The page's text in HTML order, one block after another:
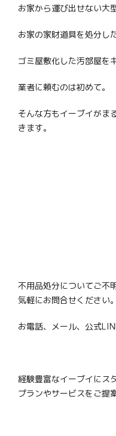
お家から運び出せない大
お家の家財道具を処分した
ゴミ屋敷化した汚部屋を
業者に頼むのは初めて。
そんな方もイーブイがま
きます。
不用品処分についてご不
気軽にお問合せください。
お電話、メール、公式
経験豊富なイーブイにス
プランやサービスをご提